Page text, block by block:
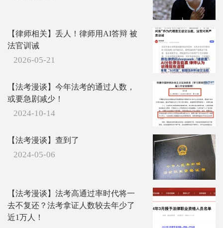
【律师相关】丢人！律师用AI答辩 被
法官训诫
2026-05-21
【法考漫谈】今年法考的通过人数，
或要急剧减少！
2024-10-14
【法考漫谈】查到了
2024-05-06
【法考漫谈】法考高通过率时代将一
去不复还？法考拿证人数较去年少了
近1万人！